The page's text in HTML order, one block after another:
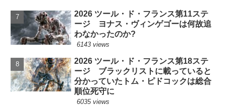
2026 ツール・ド・フランス第11ステ
ージ ヨナス・ヴィンゲゴーは何故追
わなかったのか?
6143 views
2026 ツール・ド・フランス第18ステ
ージ ブラックリストに載っていると
分かっていたトム・ピドコックは総合
順位死守に
6035 views